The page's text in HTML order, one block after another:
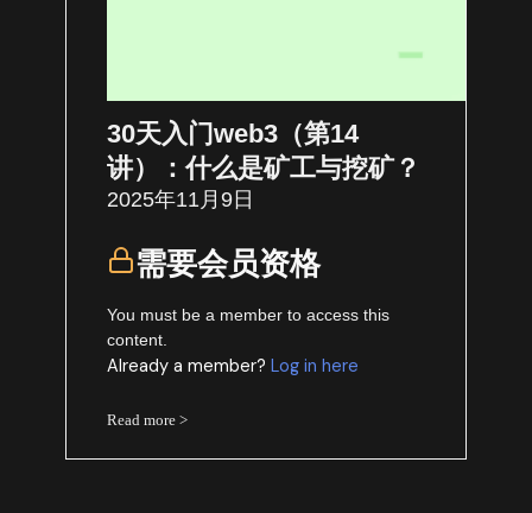
30天入门web3（第14
讲）：什么是矿工与挖矿？
2025年11月9日
需要会员资格
You must be a member to access this
content.
Already a member?Log in here
Read more >